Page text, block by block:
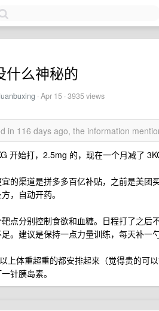
什么神秘的
·Apr 15 · 3935 views
in 116 days ago, the information
开始打，2.5mg 的，现在一个月减了
的渠道是拼多多百亿补贴，之前是美
，自动开药。
点分别控制食欲和血糖。日程打了之
。建议是保持一点力量训练，每天补一
上体重超重的都安排起来（觉得贵的可
针胰岛素。